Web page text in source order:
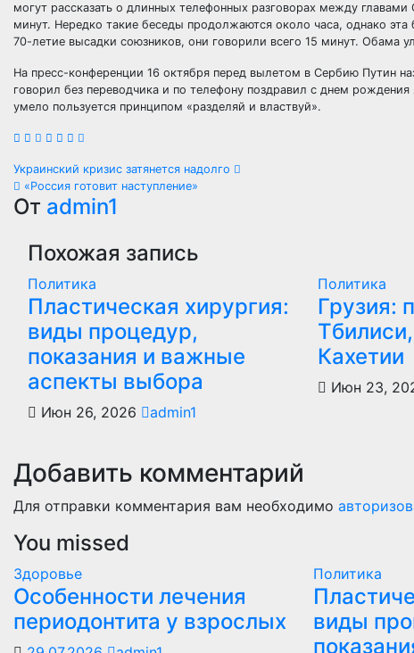
могут рассказать о длинных телефонных разговорах между
минут. Нередко такие беседы продолжаются около часа, однако
70-летие высадки союзников, они говорили всего 15 минут. Обама
На пресс-конференции 16 октября перед вылетом в Сербию Путин
говорил без переводчика и по телефону поздравил с днем
умело пользуется принципом «разделяй и властвуй».
Навигация
по
записям
Украинский кризис затянется надолго
«Россия готовит наступление»
От admin1
Похожая запись
Политика
Пластическая хирургия:
виды процедур,
показания и важные
аспекты выбора
Июн 26, 2026 admin1
Политика
Грузия:
Кахетии
Июн 23,
Добавить комментарий
Для отправки комментария вам необходимо
You missed
Здоровье
Особенности лечения
периодонтита у взрослых
Политика
виды